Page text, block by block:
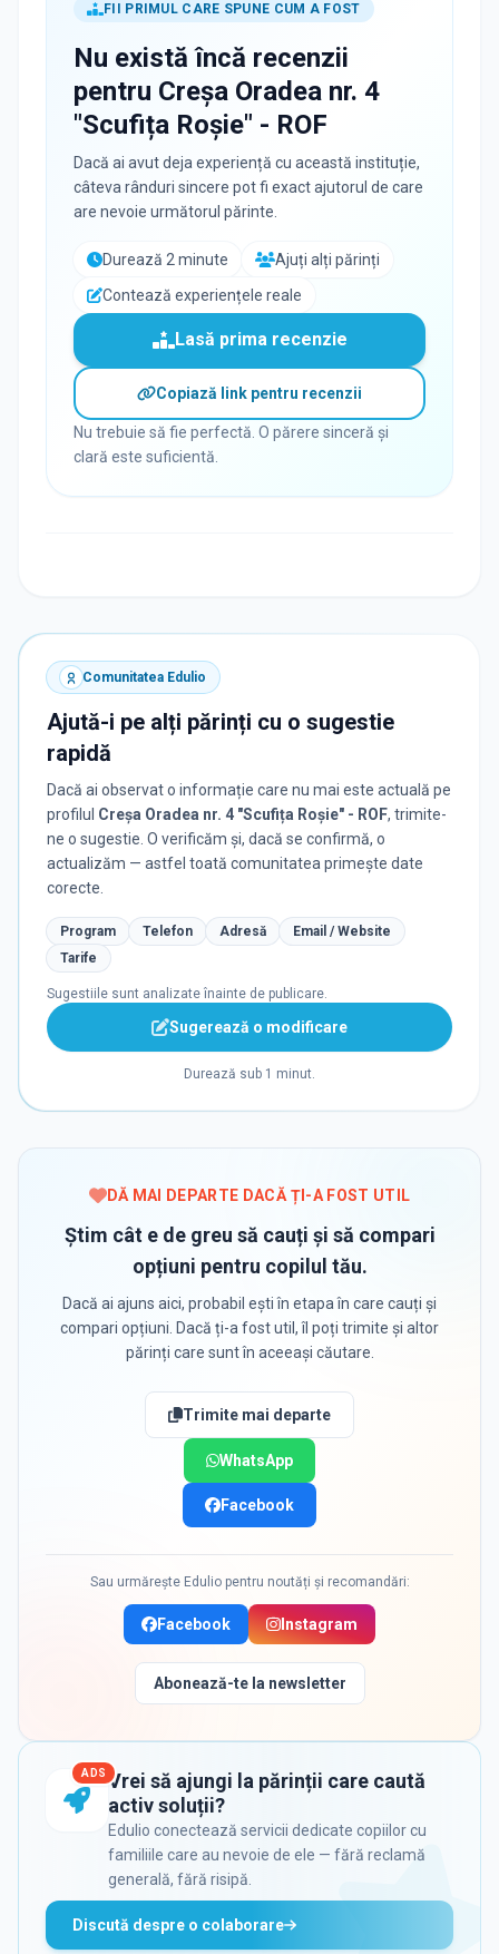
FII PRIMUL CARE SPUNE CUM A FOST
Nu există încă recenzii
pentru Creşa Oradea nr. 4
"Scufița Roșie" - ROF
Dacă ai avut deja experiență cu această instituție,
câteva rânduri sincere pot fi exact ajutorul de care
are nevoie următorul părinte.
Durează 2 minute
Ajuți alți părinți
Contează experiențele reale
Lasă prima recenzie
Copiază link pentru recenzii
Nu trebuie să fie perfectă. O părere sinceră și
clară este suficientă.
Comunitatea Edulio
Ajută-i pe alți părinți cu o sugestie
rapidă
Dacă ai observat o informație care nu mai este actuală pe
profilul Creşa Oradea nr. 4 "Scufița Roșie" - ROF, trimite-
ne o sugestie. O verificăm și, dacă se confirmă, o
actualizăm — astfel toată comunitatea primește date
corecte.
Program Telefon Adresă
Email / Website
Tarife
Sugestiile sunt analizate înainte de publicare.
Sugerează o modificare
Durează sub 1 minut.
DĂ MAI DEPARTE DACĂ ȚI-A FOST UTIL
Știm cât e de greu să cauți și să compari
opțiuni pentru copilul tău.
Dacă ai ajuns aici, probabil ești în etapa în care cauți și
compari opțiuni. Dacă ți-a fost util, îl poți trimite și altor
părinți care sunt în aceeași căutare.
Trimite mai departe
WhatsApp
Facebook
Sau urmărește Edulio pentru noutăți și recomandări:
Facebook Instagram
Abonează-te la newsletter
ADS Vrei să ajungi la părinții care caută
activ soluții?
Edulio conectează servicii dedicate copiilor cu
familiile care au nevoie de ele — fără reclamă
generală, fără risipă.
Discută despre o colaborare